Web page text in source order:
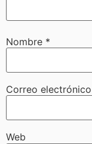
Nombre *
Correo electrónico
Web